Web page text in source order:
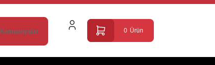
0 Ürün
Kampanyalar